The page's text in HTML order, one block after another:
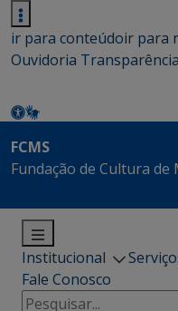
ir para conteúdoir para
Ouvidoria Transparência
FCMS
Fundação de Cultura de
Institucional
Fale Conosco
Pesquisar